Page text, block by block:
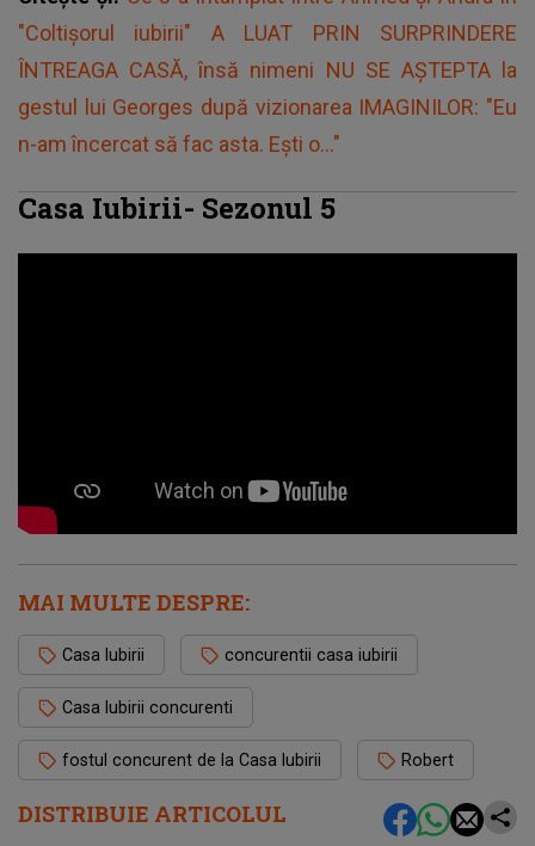
DISTRIBUIE ARTICOLUL
"Coltișorul iubirii" A LUAT PRIN SURPRINDERE
ÎNTREAGA CASĂ, însă nimeni NU SE AȘTEPTA la
gestul lui Georges după vizionarea IMAGINILOR: "Eu
n-am încercat să fac asta. Ești o..."
Casa Iubirii- Sezonul 5
MAI MULTE DESPRE:
Casa Iubirii concurentii casa iubirii
Casa Iubirii concurenti
fostul concurent de la Casa Iubirii Robert